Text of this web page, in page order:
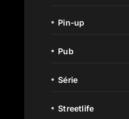
Pin-up
Pub
Série
Streetlife